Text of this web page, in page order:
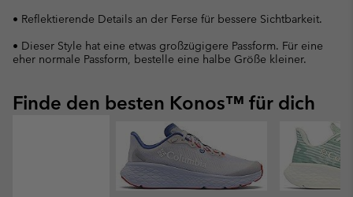
• Reflektierende Details an der Ferse für bessere Sichtbarkeit.
• Dieser Style hat eine etwas großzügigere Passform. Für eine
eher normale Passform, bestelle eine halbe Größe kleiner.
Finde den besten Konos™ für dich